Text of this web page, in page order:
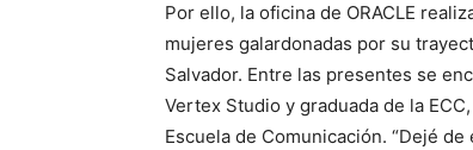
Por ello, la oficina de ORACLE
mujeres galardonadas por su
Salvador. Entre las presentes se
Vertex Studio y graduada de la
Escuela de Comunicación. “Dejé